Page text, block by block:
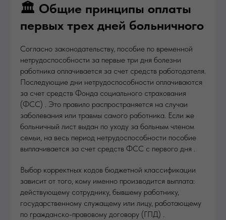
🏛️ Общие принципы оплаты
первых трех дней больничного
Согласно законодательству, пособие по временной
нетрудоспособности за первые три дня болезни
работника оплачивается за счет средств работодателя.
Последующие дни нетрудоспособности оплачиваются
за счет средств Фонда социального страхования
(ФСС) . Это правило распространяется на случаи
заболевания или травмы самого работника. Если же
больничный лист выдан по уходу за больным членом
семьи, на весь период нетрудоспособности пособие
выплачивается за счет средств ФСС с первого дня .
Выбор корректных кодов бюджетной классификации
зависит от того, кому именно производится выплата:
действующему сотруднику, бывшему работнику,
государственному служащему или лицу, работающему
по гражданско-правовому договору (ГПД) .